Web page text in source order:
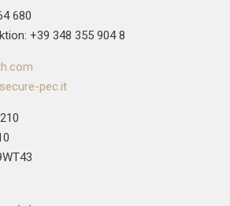
680
+39 348 355 904 8
pec.it